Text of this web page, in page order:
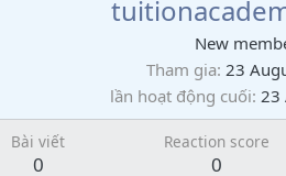
New
Tham gia 23
lần hoạt động cuối 23
Bài viết
0
Reaction score
0